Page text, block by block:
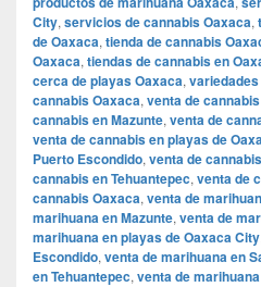
City, servicios de cannabis Oaxaca,
de Oaxaca, tienda de cannabis
Oaxaca, tiendas de cannabis en
cerca de playas Oaxaca,
cannabis Oaxaca, venta de
cannabis en Mazunte, venta de
venta de cannabis en playas de
Puerto Escondido, venta de
cannabis en Tehuantepec, venta de
cannabis Oaxaca, venta de
marihuana en Mazunte, venta de
marihuana en playas de Oaxaca City
Escondido, venta de marihuana en
en Tehuantepec, venta de